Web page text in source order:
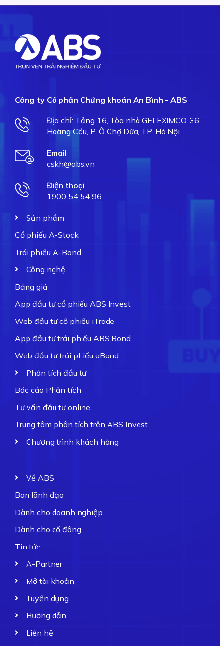
Công ty Cổ phần Chứng khoán An Bình - ABS
Địa chỉ: Tầng 16, Tòa nhà GELEXIMCO, 36
Hoàng Cầu, P. Ô Chợ Dừa, TP. Hà Nội
Email
cskh@abs.vn
Điện thoại
1900 54 54 96
Sản phẩm
Cổ phiếu A-Stock
Trái phiếu A-Bond
Công nghệ
Bảng giá
App đầu tư cổ phiếu ABS Invest
Web đầu tư cổ phiếu iTrade
App đầu tư trái phiếu ABS Bond
Web đầu tư trái phiếu aBond
Phân tích đầu tư
Báo cáo Phân tích
Tư vấn đầu tư online
Trung tâm phân tích trên ABS Invest
Chương trình khách hàng
Về ABS
Ban lãnh đạo
Dành cho doanh nghiệp
Dành cho cổ đông
Tin tức
A-Partner
Mở tài khoản
Tuyển dụng
Hướng dẫn
Liên hệ